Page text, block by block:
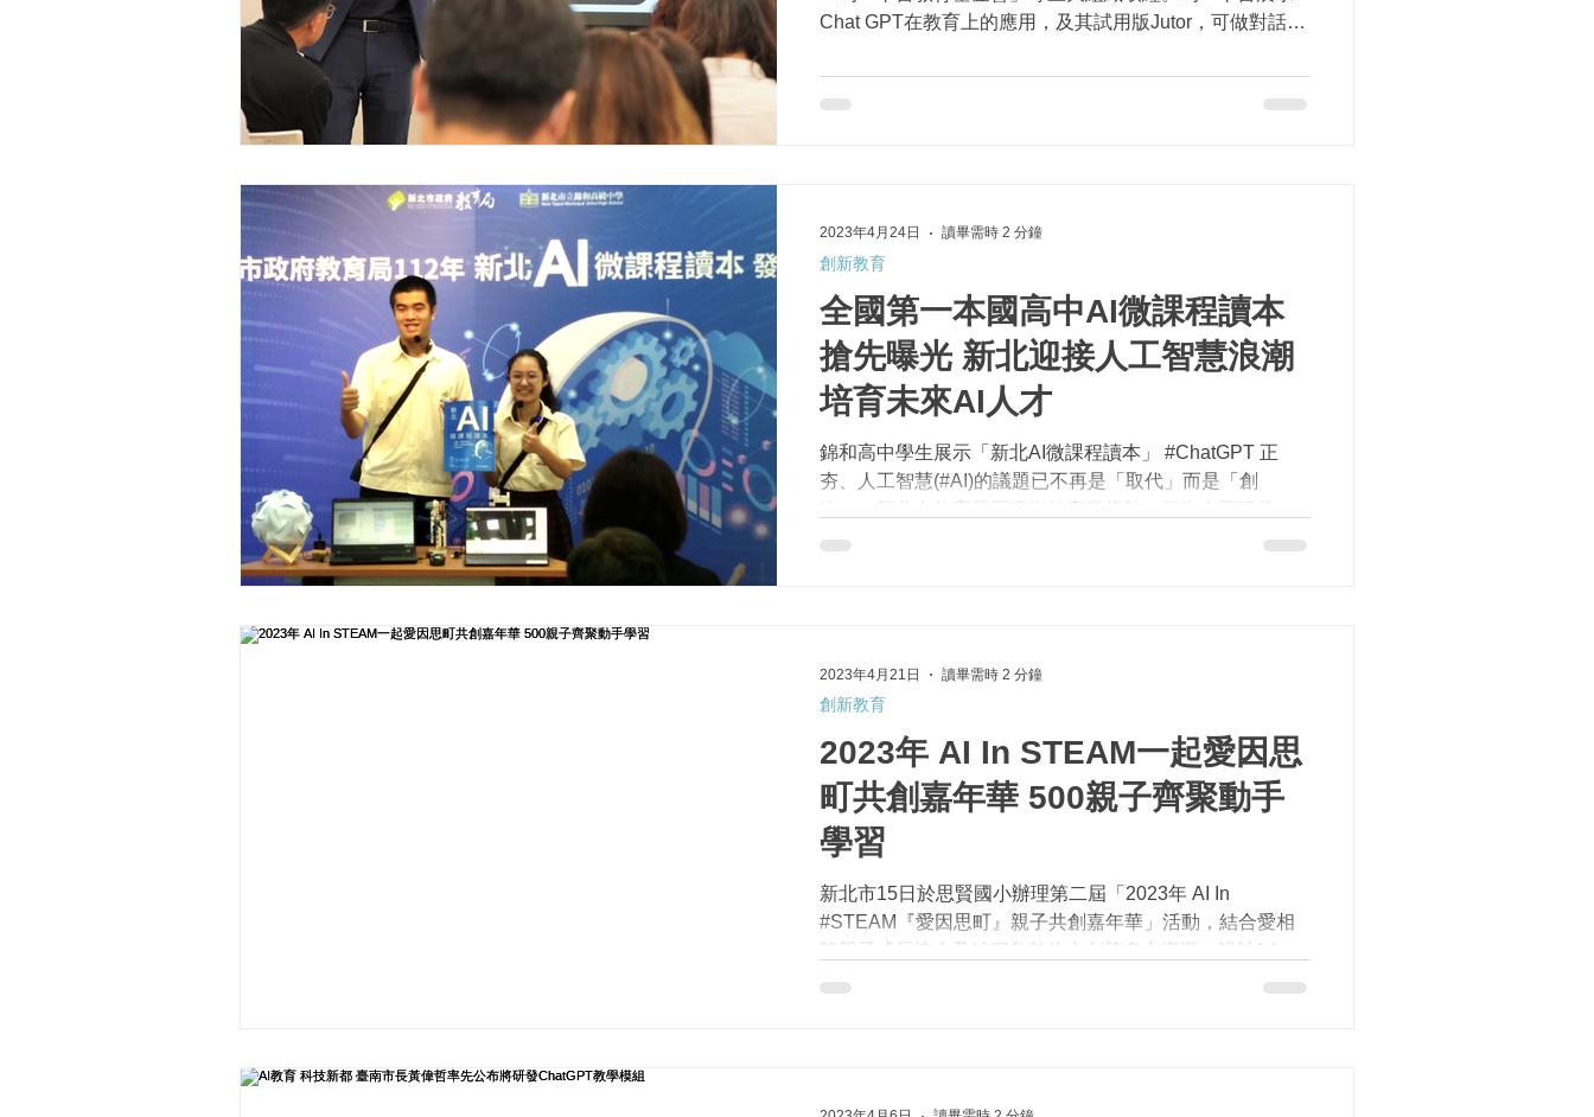
Chat GPT在教育上的應用，及其試用版Jutor，可做對話小
種子教師也舉一反三，回饋 #AI...
全國第一本國高中AI微課程讀本
搶先曝光 新北迎接人工智慧浪潮
培育未來AI人才
錦和高中學生展示「新北AI微課程讀本」 #ChatGPT 正
夯、人工智慧(#AI)的議題已不再是「取代」而是「創
技領域教材讀本。今(21)於錦和高中辦理「新北 #AI 微課程
創新教育
2023年4月24日 讀畢需時 2 分鐘
2023年 AI In STEAM一起愛因思
町共創嘉年華 500親子齊聚動手
學習
新北市15日於思賢國小辦理第二屆「2023年 AI In
#STEAM『愛因思町』親子共創嘉年華」活動，結合愛相
隨親子成長協會及編程鳥數位文創等多方資源，設計14個0
到99歲都可體驗的攤位，教育局長張明文出席和現場的500
創新教育
2023年4月21日 讀畢需時 2 分鐘